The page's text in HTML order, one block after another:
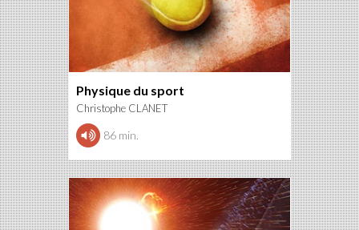
Physique du sport
Christophe CLANET
86 min.